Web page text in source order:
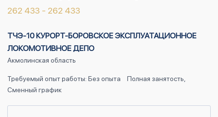
262 433 - 262 433
ТЧЭ-10 КУРОРТ-БОРОВСКОЕ ЭКСПЛУАТАЦИОННОЕ
ЛОКОМОТИВНОЕ ДЕПО
Акмолинская область
Требуемый опыт работы: Без опыта
Полная занятость,
Сменный график